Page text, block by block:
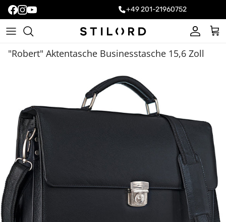
+49 201-21960752
Konto
"Robert" Aktentasche Businesstasche 15,6 Zoll